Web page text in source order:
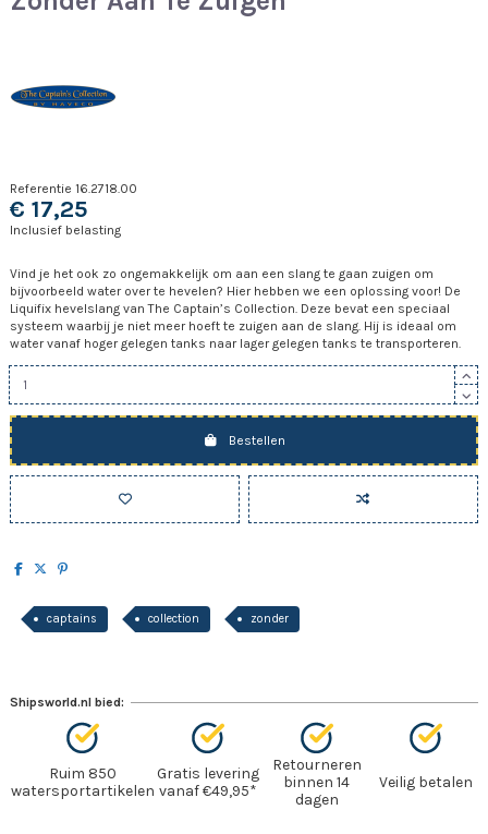
Referentie 16.2718.00
€ 17,25
Inclusief belasting
Vind je het ook zo ongemakkelijk om aan een slang te gaan zuigen om
bijvoorbeeld water over te hevelen? Hier hebben we een oplossing voor! De
Liquifix hevelslang van The Captain’s Collection. Deze bevat een speciaal
systeem waarbij je niet meer hoeft te zuigen aan de slang. Hij is ideaal om
water vanaf hoger gelegen tanks naar lager gelegen tanks te transporteren.
Bestellen
captains collection zonder
Shipsworld.nl bied:
Ruim 850
watersportartikelen
Gratis levering
vanaf €49,95*
Retourneren
binnen 14
dagen
Veilig betalen